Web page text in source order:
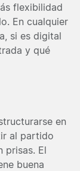
flexibilidad
En cualquier
si es digital
y qué
en
al partido
prisas. El
buena